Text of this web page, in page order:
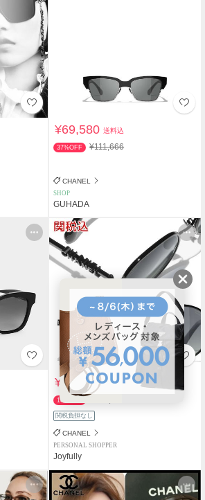
¥69,580送料込
37%OFF ¥111,666
CHANEL
SHOP
GUHADA
¥85,800送料込
18%OFF
関税負担なし
CHANEL
PERSONAL SHOPPER
Joyfully